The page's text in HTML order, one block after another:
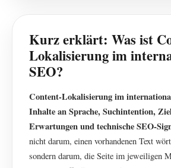
Kurz erklärt: Was ist
Lokalisierung im
SEO?
Content-Lokalisierung im
Inhalte an Sprache, Suchintention,
Erwartungen und technische SEO-
nicht darum, einen vorhandenen Text
sondern darum, die Seite im jeweiligen